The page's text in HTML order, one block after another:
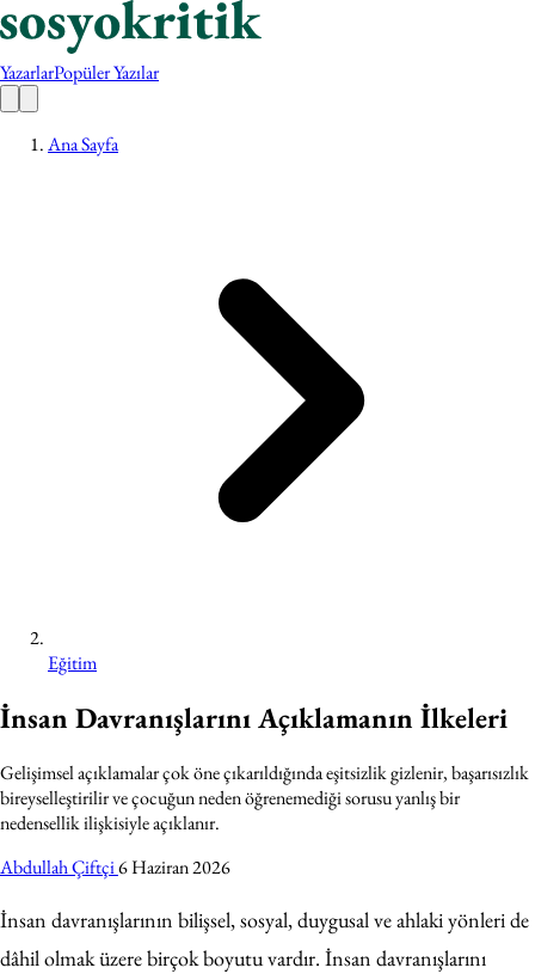
YazarlarPopüler Yazılar
Ana Sayfa
Eğitim
İnsan Davranışlarını Açıklamanın İlkeleri
Gelişimsel açıklamalar çok öne çıkarıldığında eşitsizlik gizlenir, başarısızlık
bireyselleştirilir ve çocuğun neden öğrenemediği sorusu yanlış bir
nedensellik ilişkisiyle açıklanır.
Abdullah Çiftçi6 Haziran 2026
İnsan davranışlarının bilişsel, sosyal, duygusal ve ahlaki yönleri de
dâhil olmak üzere birçok boyutu vardır. İnsan davranışlarını